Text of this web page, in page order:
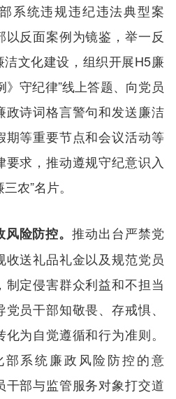
系统违规违纪违法典型案
反面案例为镜鉴，举一反
文化建设，组织开展H5廉
》守纪律”线上答题、向党员
政诗词格言警句和发送廉洁
期等重要节点和会议活动等
求，推动遵规守纪意识入
农”名片。
风险防控。推动出台严禁党
收送礼品礼金以及规范党员
定侵害群众利益和不担当
员干部知敬畏、存戒惧、
为自觉遵循和行为准则。
系统廉政风险防控的意
干部与监管服务对象打交道